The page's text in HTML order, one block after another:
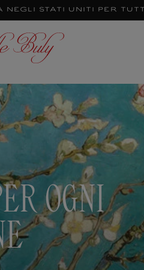
negli Stati Uniti per
OGNI